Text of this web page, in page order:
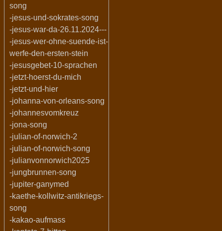
song
-jesus-und-sokrates-song
-jesus-war-da-26.11.2024---
-jesus-wer-ohne-suende-ist-
werfe-den-ersten-stein
-jesusgebet-10-sprachen
-jetzt-hoerst-du-mich
-jetzt-und-hier
-johanna-von-orleans-song
-johannesvomkreuz
-jona-song
-julian-of-norwich-2
-julian-of-norwich-song
-julianvonnorwich2025
-jungbrunnen-song
-jupiter-ganymed
-kaethe-kollwitz-antikriegs-
song
-kakao-aufmass